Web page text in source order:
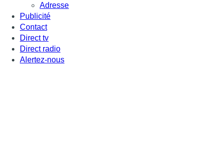
Adresse
Publicité
Contact
Direct tv
Direct radio
Alertez-nous